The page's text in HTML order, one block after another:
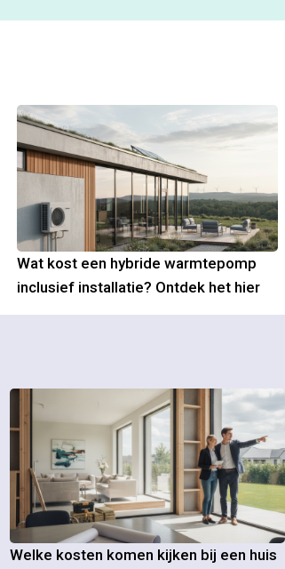
Wat kost een hybride warmtepomp
inclusief installatie? Ontdek het hier
Welke kosten komen kijken bij een huis